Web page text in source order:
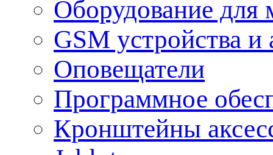
Оборудование для
GSM устройства и
Оповещатели
Программное
Кронштейны